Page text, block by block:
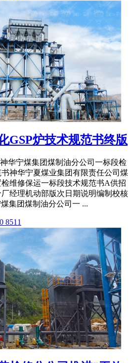
GSP炉技术规范书终版
华宁煤集团煤制油分公司一标段检
神华宁夏煤业集团有限责任公司煤
维修保运一标段技术规范书A供招
经理机动部版次日期说明编制校核
集团煤制油分公司一 ...
8511